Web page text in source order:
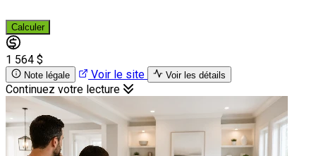
Calculer
1 564 $
Note légale Voir le site Voir les détails
Continuez votre lecture